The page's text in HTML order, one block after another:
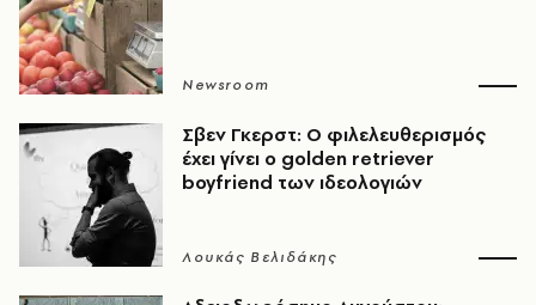
Newsroom
Σβεν Γκερστ: Ο φιλελευθερισμός
έχει γίνει ο golden retriever
boyfriend των ιδεολογιών
Λουκάς Βελιδάκης